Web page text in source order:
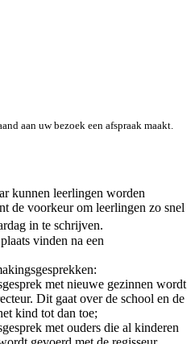
aan uw bezoek een afspraak maakt.
kunnen leerlingen worden
de voorkeur om leerlingen zo snel
in te schrijven.
vinden na een
met nieuwe gezinnen wordt
Dit gaat over de school en de
kind tot dan toe;
met ouders die al kinderen